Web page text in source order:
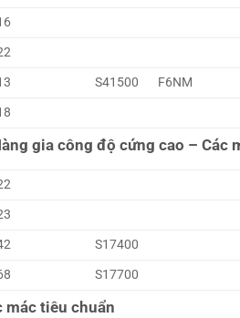
S41500
F6NM
gia công độ cứng cao – Các
S17400
S17700
mác tiêu chuẩn